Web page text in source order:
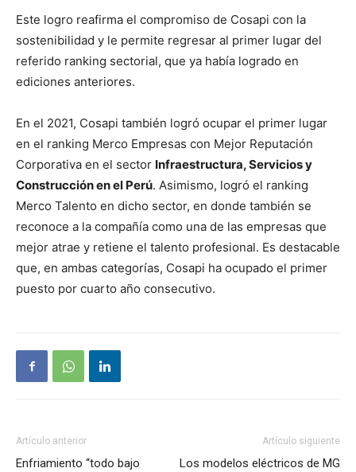
Este logro reafirma el compromiso de Cosapi con la
sostenibilidad y le permite regresar al primer lugar del
referido ranking sectorial, que ya había logrado en
ediciones anteriores.
En el 2021, Cosapi también logró ocupar el primer lugar
en el ranking Merco Empresas con Mejor Reputación
Corporativa en el sector Infraestructura, Servicios y
Construcción en el Perú. Asimismo, logró el ranking
Merco Talento en dicho sector, en donde también se
reconoce a la compañía como una de las empresas que
mejor atrae y retiene el talento profesional. Es destacable
que, en ambas categorías, Cosapi ha ocupado el primer
puesto por cuarto año consecutivo.
Artículo anterior
Enfriamiento “todo bajo
Artículo siguiente
Los modelos eléctricos de MG